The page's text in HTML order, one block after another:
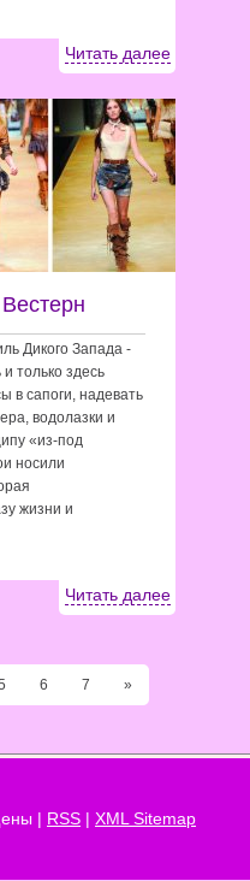
Читать далее
Дикого Запада -
только здесь
в сапоги, надевать
водолазки и
«из-под
носили
жизни и
Читать далее
6 7 »
| RSS | XML Sitemap